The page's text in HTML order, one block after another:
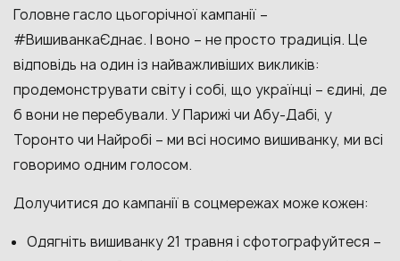
Головне гасло цьогорічної кампанії –
#ВишиванкаЄднає. І воно – не просто традиція. Це
відповідь на один із найважливіших викликів:
продемонструвати світу і собі, що українці – єдині, де
б вони не перебували. У Парижі чи Абу-Дабі, у
Торонто чи Найробі – ми всі носимо вишиванку, ми всі
говоримо одним голосом.
Долучитися до кампанії в соцмережах може кожен:
Одягніть вишиванку 21 травня і сфотографуйтеся –